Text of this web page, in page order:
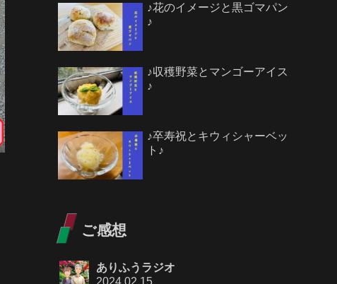
♪花のイメージと黒ゴマパン
♪
♪収穫野菜とマンゴーアイス
♪
♪卒寿祝とキウィシャーベッ
ト♪
ご感想
ありふうラジオ
2024.02.15